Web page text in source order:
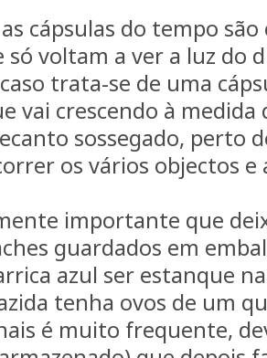
cápsulas do tempo são
voltam a ver a luz do
trata-se de uma
vai crescendo à medida
sossegado, perto
os vários objectos e
importante que
guardados em
azul ser estanque
tenha ovos de um
é muito frequente,